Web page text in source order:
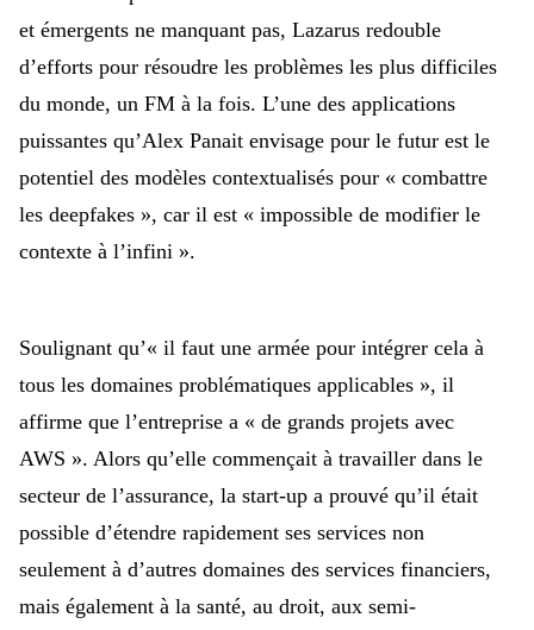
et émergents ne manquant pas, Lazarus redouble
d’efforts pour résoudre les problèmes les plus difficiles
du monde, un FM à la fois. L’une des applications
puissantes qu’Alex Panait envisage pour le futur est le
potentiel des modèles contextualisés pour « combattre
les deepfakes », car il est « impossible de modifier le
contexte à l’infini ».
Soulignant qu’« il faut une armée pour intégrer cela à
tous les domaines problématiques applicables », il
affirme que l’entreprise a « de grands projets avec
AWS ». Alors qu’elle commençait à travailler dans le
secteur de l’assurance, la start-up a prouvé qu’il était
possible d’étendre rapidement ses services non
seulement à d’autres domaines des services financiers,
mais également à la santé, au droit, aux semi-